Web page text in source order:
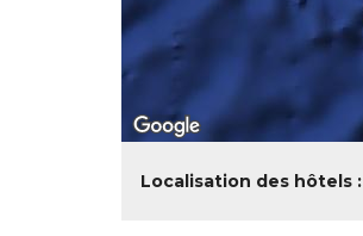
Localisation des hôtels :